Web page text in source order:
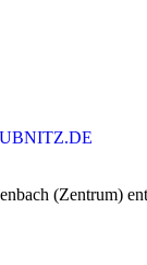
(Zentrum)